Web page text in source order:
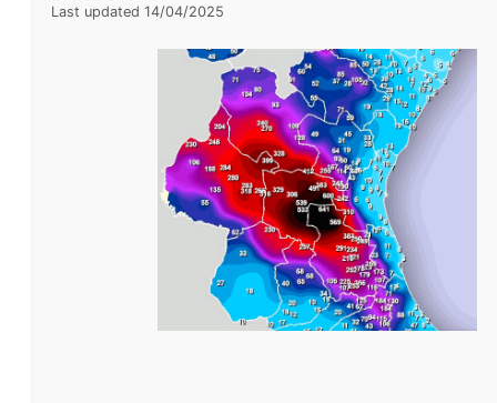
Last updated 14/04/2025